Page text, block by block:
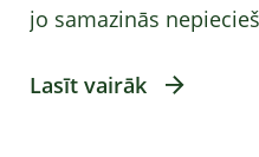
jo samazinās
Lasīt vairāk